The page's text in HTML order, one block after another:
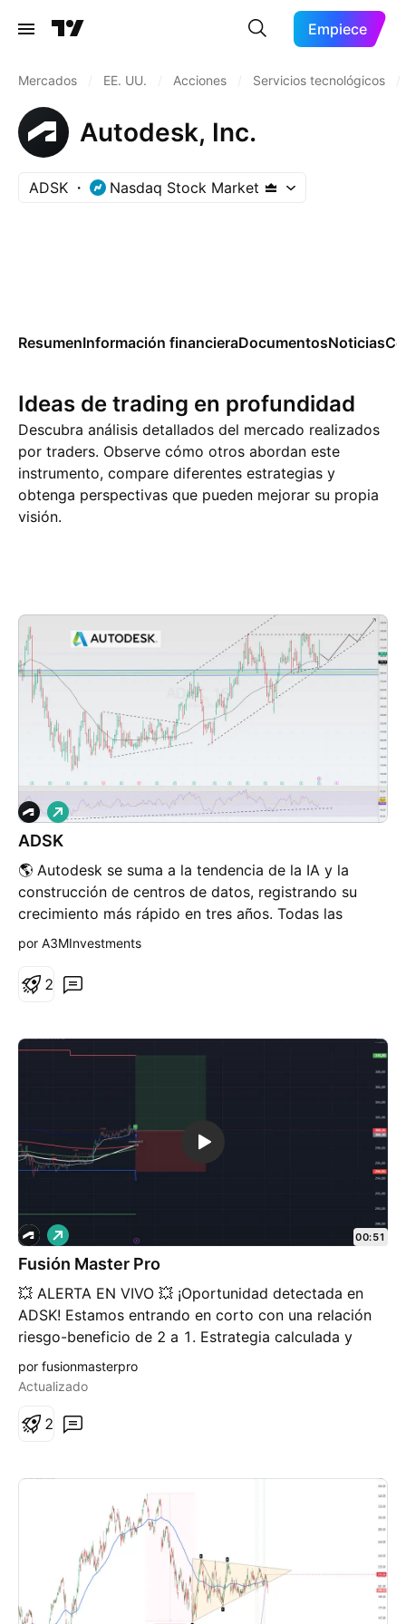
Empiece
Mercados EE. UU. Acciones Servicios tecnológicos
Autodesk, Inc.
ADSK Nasdaq Stock Market
ResumenInformación financieraDocumentosNoticias
Ideas de trading en profundidad
Descubra análisis detallados del mercado realizados
por traders. Observe cómo otros abordan este
instrumento, compare diferentes estrategias y
obtenga perspectivas que pueden mejorar su propia
visión.
ADSK
🌎 Autodesk se suma a la tendencia de la IA y la
construcción de centros de datos, registrando su
crecimiento más rápido en tres años. Todas las
métricas clave del informe (ingresos, beneficios y
facturación) superaron las previsiones de forma
competitiva. La resistencia ronda los 326 $. Los
sólidos fundamentos generan un buen potencial para
L
a
r
o
por A3MInvestments
2
Fusión Master Pro
💥 ALERTA EN VIVO 💥 ¡Oportunidad detectada en
ADSK! Estamos entrando en corto con una relación
riesgo-beneficio de 2 a 1. Estrategia calculada y
optimizada en Fusión Master Pro, diseñada para
aprovechar movimientos clave del mercado en
precisión. 🔑 Meta: Maximizar ganancias minimizando
L
a
r
o
00:51
por fusionmasterpro
Actualizado
2